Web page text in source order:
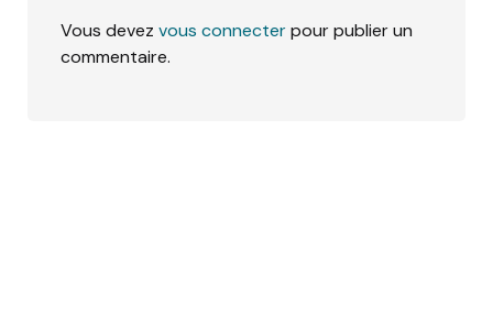
Vous devez vous connecterpour publier un
commentaire.